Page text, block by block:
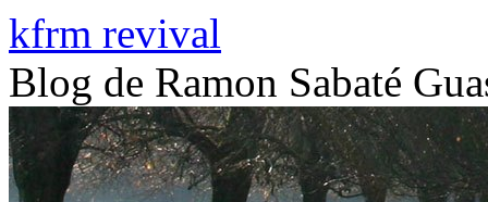
Vés
al
contingut
kfrm revival
Blog de Ramon Sabaté